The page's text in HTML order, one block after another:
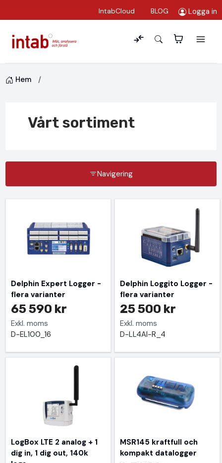
IntabCloud BLOG Logga in
Hem
Vårt sortiment
Navigering
Delphin Expert Logger -
flera varianter
65 590 kr
Exkl. moms
D-EL100_16
Delphin Loggito Logger -
flera varianter
25 500 kr
Exkl. moms
D-LL4AI-R_4
LogBox LTE 2 analog + 1
dig in, 1 dig out, 140k
MSR145 kraftfull och
kompakt datalogger